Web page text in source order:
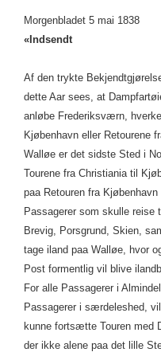
Morgenbladet 5 mai 1838
«Indsendt
Af den trykte
dette Aar sees, at
anløbe Frederiksværn,
Kjøbenhavn eller Retourene
Walløe er det sidste Sted i
Tourene fra Christiania til
paa Retouren fra
Passagerer som skulle
Brevig, Porsgrund, Skien,
tage iland paa Walløe, hvor
Post formentlig vil blive
For alle Passagerer i
Passagerer i særdeleshed,
kunne fortsætte Touren med
der ikke alene paa det lille